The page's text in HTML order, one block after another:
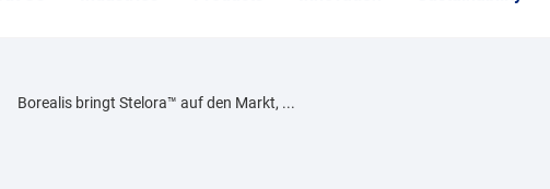
Borealis bringt Stelora™ auf den Markt, ...